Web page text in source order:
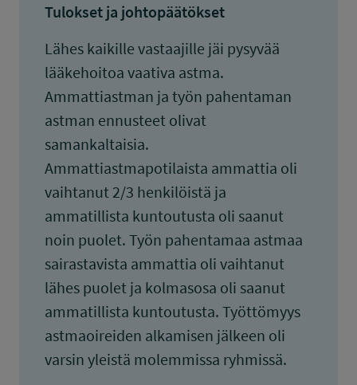
Tulokset ja johtopäätökset
Lähes kaikille vastaajille jäi pysyvää
lääkehoitoa vaativa astma.
Ammattiastman ja työn pahentaman
astman ennusteet olivat
samankaltaisia.
Ammattiastmapotilaista ammattia oli
vaihtanut 2/3 henkilöistä ja
ammatillista kuntoutusta oli saanut
noin puolet. Työn pahentamaa astmaa
sairastavista ammattia oli vaihtanut
lähes puolet ja kolmasosa oli saanut
ammatillista kuntoutusta. Työttömyys
astmaoireiden alkamisen jälkeen oli
varsin yleistä molemmissa ryhmissä.